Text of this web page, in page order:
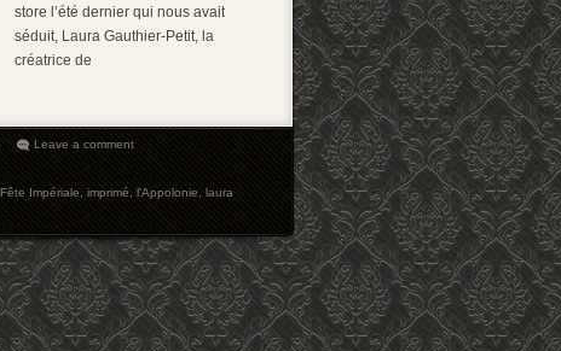
store l’été dernier qui nous avait
séduit, Laura Gauthier-Petit, la
créatrice de
Leave a comment
Fête Impériale,imprimé,l'Appolonie,laura